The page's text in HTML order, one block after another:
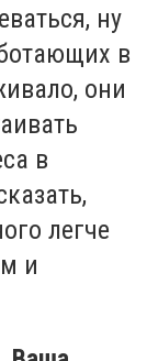
ну
в
они
в
легче
и